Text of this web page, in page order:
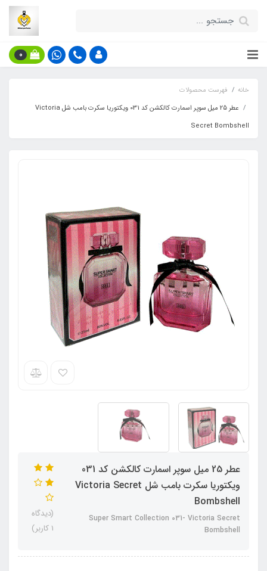
0
خانه
فهرست محصولات
عطر 25 میل سوپر اسمارت کالکشن کد 031 ویکتوریا سکرت بامب شل Victoria
Secret Bombshell
عطر 25 میل سوپر اسمارت کالکشن کد 031
ویکتوریا سکرت بامب شل Victoria Secret
Bombshell
Super Smart Collection 031- Victoria Secret
Bombshell
(دیدگاه
1 کاربر)